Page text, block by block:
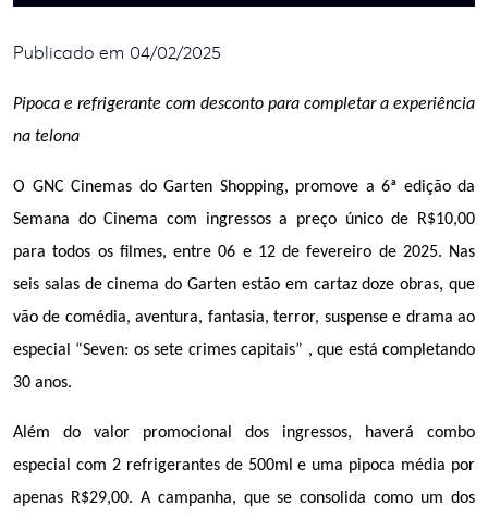
Publicado em 04/02/2025
Pipoca e refrigerante com desconto para completar a experiência
na telona
O GNC Cinemas do Garten Shopping, promove a 6ª edição da
Semana do Cinema com ingressos a preço único de R$10,00
para todos os filmes, entre 06 e 12 de fevereiro de 2025. Nas
seis salas de cinema do Garten estão em cartaz doze obras, que
vão de comédia, aventura, fantasia, terror, suspense e drama ao
especial “Seven: os sete crimes capitais” , que está completando
30 anos.
Além do valor promocional dos ingressos, haverá combo
especial com 2 refrigerantes de 500ml e uma pipoca média por
apenas R$29,00. A campanha, que se consolida como um dos